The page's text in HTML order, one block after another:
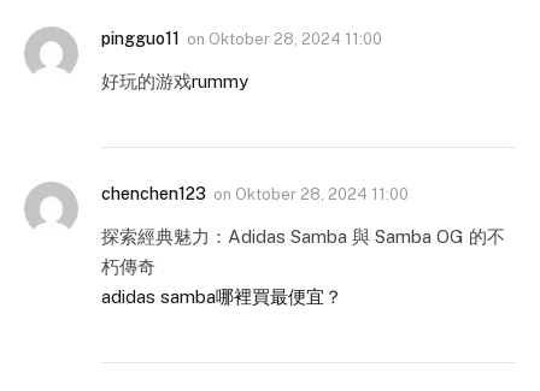
pingguo11 on Oktober 28, 2024 11:00
好玩的游戏rummy
chenchen123 on Oktober 28, 2024 11:00
探索經典魅力：Adidas Samba 與 Samba OG 的不
朽傳奇
adidas samba哪裡買最便宜？